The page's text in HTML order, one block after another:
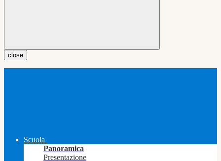
close
Scuola
Panoramica
Presentazione